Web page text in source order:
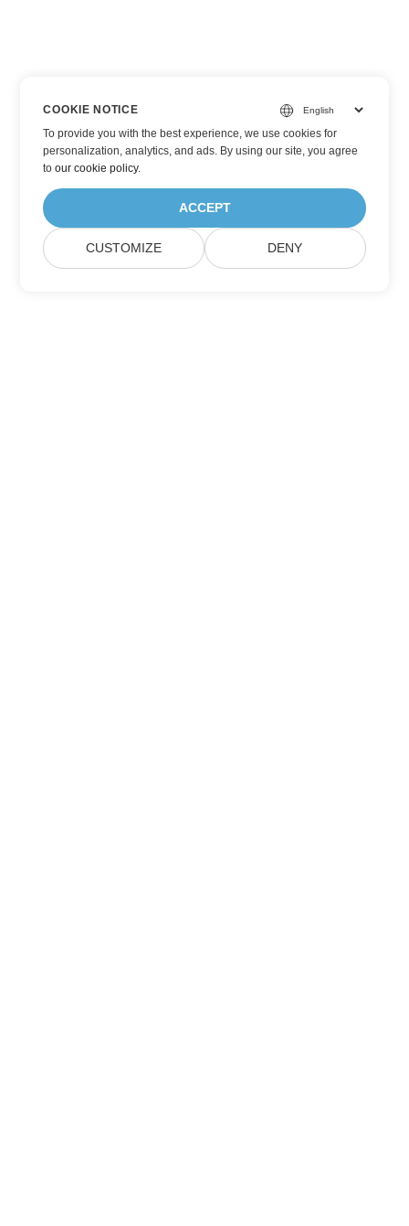
COOKIE NOTICE
To provide you with the best experience, we use cookies for
personalization, analytics, and ads. By using our site, you agree
toour cookie policy.
ACCEPT
CUSTOMIZE DENY